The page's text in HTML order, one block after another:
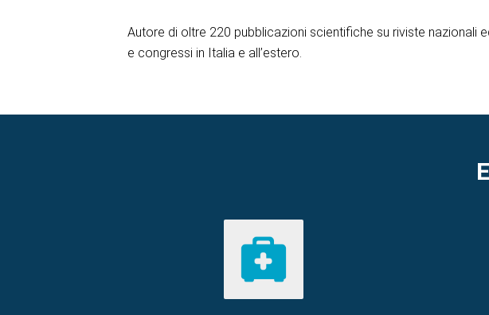
Autore di oltre 220 pubblicazioni scientifiche su riviste nazionali
e congressi in Italia e all’estero.